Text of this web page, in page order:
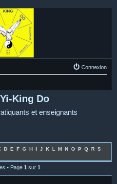
Connexion
King Do
et enseignants
D E F G H I J K L M N O P Q R S
• Page 1 sur 1